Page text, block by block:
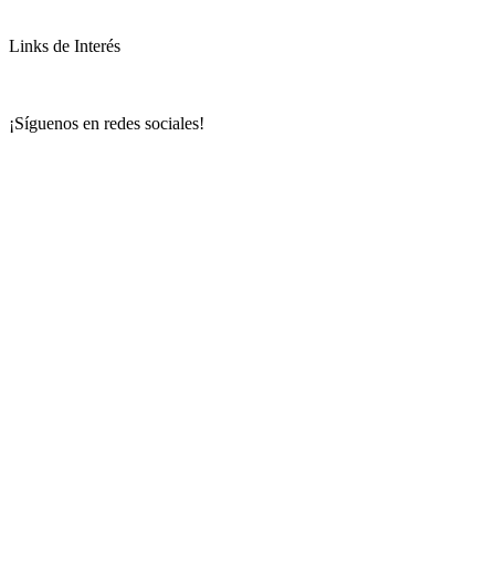
Links de Interés
¡Síguenos en redes sociales!